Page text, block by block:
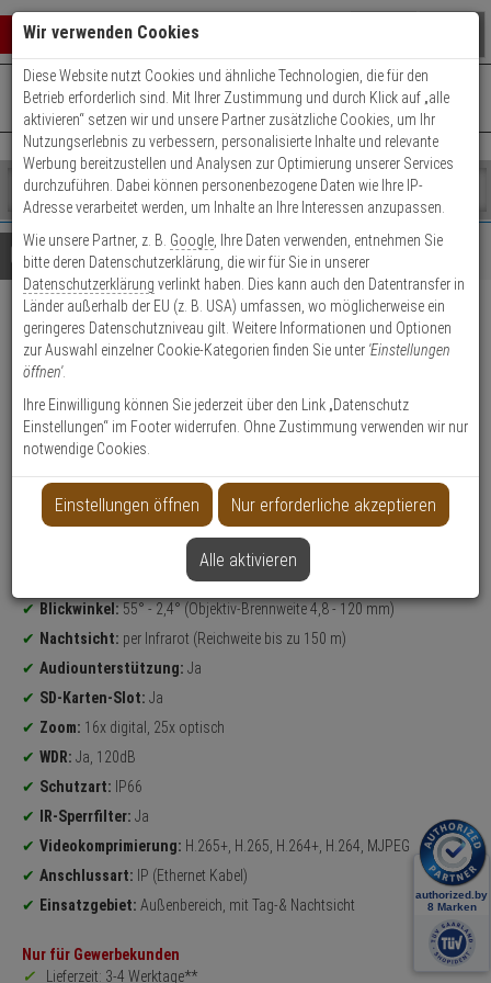
Warenkorb schließen
0 ARTIKEL IM WARENKORB
Ihr Warenkorb ist momentan leer.
Ergebnisse ()
Fertig
Shop
durchsuchen
Bitte
geben
Sie
mindestens
Zeichen
ein,
um
Suche
Es
wurde
noch
Kategorien
Suche
gestartet
+49 (0)821 899 493-0Mo. - Do.: 8:00 - 16:30 | Fr.: 8:00 - 14:00 Uhr
Kontaktservice nutzen
Details Beratung
TruVision TVGP-M01-0401-
PTZ-G IP-Kamera 4MPx T/N
Produktmerkmale
Datenblatt drucken
PTZ Kamera
Blickwinkel:55° - 2,4° (Objektiv-Brennweite 4,8 - 120 mm)
Nachtsicht: per Infrarot (Reichweite bis zu 150 m)
Audiounterstützung: Ja
SD-Karten-Slot: Ja
Zoom: 16x digital, 25x optisch
WDR: Ja, 120dB
Schutzart: IP66
IR-Sperrfilter: Ja
Videokomprimierung: H.265+, H.265, H.264+, H.264, MJPEG
Anschlussart: IP (Ethernet Kabel)
Einsatzgebiet: Außenbereich, mit Tag-& Nachtsicht
Nur für Gewerbekunden
Lieferzeit: 3-4 Werktage**
Wir verwenden Cookies
Diese Website nutzt Cookies und ähnliche Technologien, die für den
Betrieb erforderlich sind. Mit Ihrer Zustimmung und durch Klick auf „alle
aktivieren“ setzen wir und unsere Partner zusätzliche Cookies, um Ihr
Nutzungserlebnis zu verbessern, personalisierte Inhalte und relevante
Werbung bereitzustellen und Analysen zur Optimierung unserer Services
durchzuführen. Dabei können personenbezogene Daten wie Ihre IP-
Adresse verarbeitet werden, um Inhalte an Ihre Interessen anzupassen.
Wie unsere Partner, z. B. Google , Ihre Daten verwenden, entnehmen Sie
bitte deren Datenschutzerklärung, die wir für Sie in unserer
Datenschutzerklärung verlinkt haben. Dies kann auch den Datentransfer in
Länder außerhalb der EU (z. B. USA) umfassen, wo möglicherweise ein
geringeres Datenschutzniveau gilt. Weitere Informationen und Optionen
zur Auswahl einzelner Cookie-Kategorien finden Sie unter 'Einstellungen
öffnen'.
Ihre Einwilligung können Sie jederzeit über den Link „Datenschutz
Einstellungen“ im Footer widerrufen. Ohne Zustimmung verwenden wir nur
notwendige Cookies.
Einstellungen öffnen Nur erforderliche akzeptieren
Alle aktivieren